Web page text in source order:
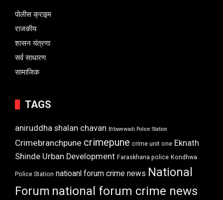
पोलीस क्राइम
राजकीय
शासन यंत्रणा
सर्व साधारण
सामाजिक
TAGS
aniruddha shalan chavan Bibwewadi Police Station
Crimebranchpune crimepune crime unit one Eknath
Shinde Urban Development Faraskhana police Kondhwa
Police Station natioanl forum crime news National
Forum national forum crime news